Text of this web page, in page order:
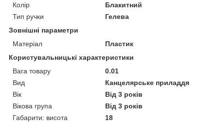
Колір
Блакитний
Тип ручки
Гелева
Зовнішні параметри
Матеріал
Пластик
Користувальницькі характеристики
Вага товару
0.01
Вид
Канцелярське приладдя
Вік
Від 3 років
Вікова група
Від 3 років
Габарити: висота
18